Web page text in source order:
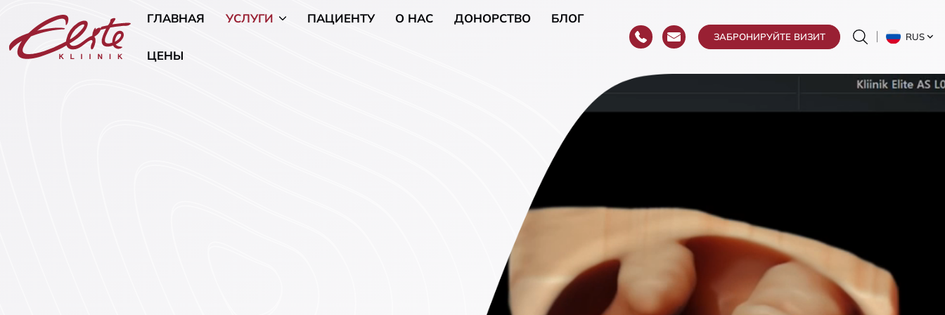
ГЛАВНАЯ УСЛУГИ
Общая хирургия
Урологическая хирургия
Кожная и малая хирургия
Хирургия ЛОР-заболеваний
Гинекологическая хирургия
ПАЦИЕНТУ О НАС ДОНОРСТВО БЛОГ
ЦЕНЫ
ЗАБРОНИРУЙТЕ ВИЗИТ RUS